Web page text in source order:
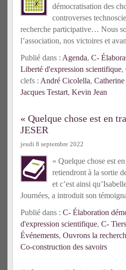
démocratisation des
controverses
recherche participative… Nous
l’association, nos victoires et
Publié dans : Agenda, C-
Liberté d'expression scientifique,
clefs : André Cicolella,
Jacques Testart, Kevin Jean
« Quelque chose est en
JESER
jeudi 8 septembre 2022
« Quelque chose est
retiendront à la sortie
et c’est ainsi
Journées, a introduit son
Publié dans : C- Élaboration
d'expression scientifique, C-
Événements, Ouvrons la
Co-construction des savoirs